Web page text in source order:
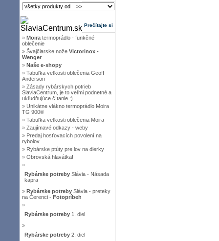
Prečítajte si
» Moira termoprádlo - funkčné
oblečenie
» Švajčiarske nože Victorinox -
Wenger
» Naše e-shopy
» Tabuľka veľkosti oblečenia Geoff
Anderson
» Zásady rybárskych potrieb
SlaviaCentrum, je to veľmi podnetné a
ukľudňujúce čítanie :)
» Unikátne vlákno termoprádlo Moira
TG 900®
» Tabuľka veľkosti oblečenia Moira
» Zaujímavé odkazy - weby
» Predaj hosťovacích povolení na
rybolov
» Rybárske ptúty pre lov na dierky
» Obrovská hlavátka!
»
Rybárske potreby Slávia - Násada
kapra
» Rybárske potreby Slávia - preteky
na Čerenci - Fotopríbeh
»
Rybárske potreby 1. diel
»
Rybárske potreby 2. diel